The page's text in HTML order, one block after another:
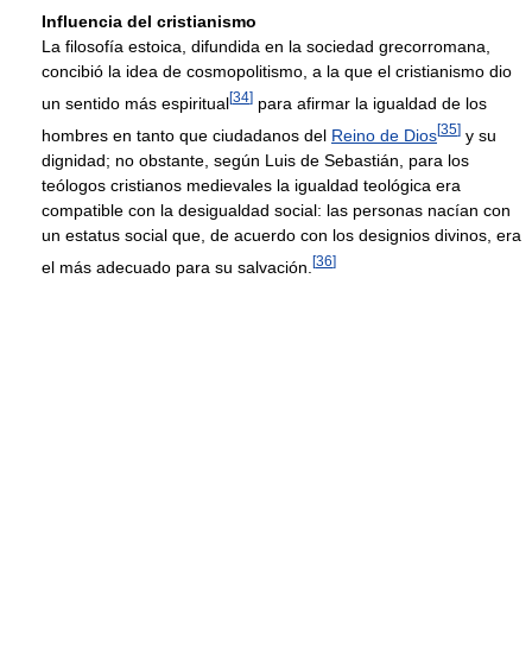
Influencia del cristianismo
La filosofía estoica, difundida en la sociedad grecorromana,
concibió la idea de cosmopolitismo, a la que el cristianismo dio
un sentido más espiritual[34] para afirmar la igualdad de los
hombres en tanto que ciudadanos del Reino de Dios[35] y su
dignidad; no obstante, según Luis de Sebastián, para los
teólogos cristianos medievales la igualdad teológica era
compatible con la desigualdad social: las personas nacían con
un estatus social que, de acuerdo con los designios divinos, era
el más adecuado para su salvación. [36]